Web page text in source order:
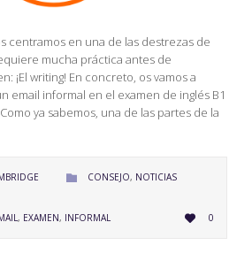
centramos en una de las destrezas de
mucha práctica antes de
¡El writing! En concreto, os vamos a
email informal en el examen de inglés B1
ya sabemos, una de las partes de la
 CATEGORY
CONSEJO, NOTICIAS
, EXAMEN, INFORMAL  LOVE
IT0